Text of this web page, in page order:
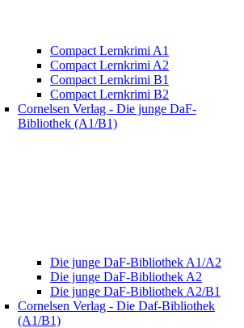
Compact Lernkrimi A1
Compact Lernkrimi A2
Compact Lernkrimi B1
Compact Lernkrimi B2
Cornelsen Verlag - Die junge DaF-
Bibliothek (A1/B1)
Die junge DaF-Bibliothek A1/A2
Die junge DaF-Bibliothek A2
Die junge DaF-Bibliothek A2/B1
Cornelsen Verlag - Die Daf-Bibliothek
(A1/B1)